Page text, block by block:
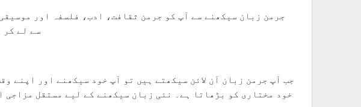
جرمن زبان سیکھنے سے آپ کو جرمن ثقافت، ادب، فلسفہ اور
سے لے کر
جب آپ جرمن زبان آن لائن سیکھتے ہیں تو آپ خود سیکھنے اور اپنے
خود مختاری کو بڑھاتا ہے۔ نئی زبان سیکھنے کے لیے مستقل مزاجی